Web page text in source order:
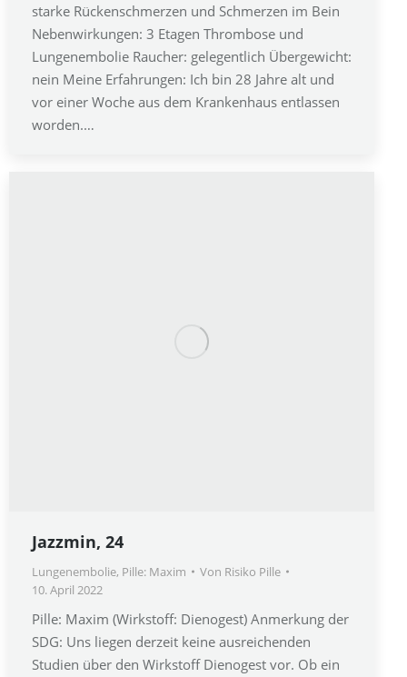
starke Rückenschmerzen und Schmerzen im Bein
Nebenwirkungen: 3 Etagen Thrombose und
Lungenembolie Raucher: gelegentlich Übergewicht:
nein Meine Erfahrungen: Ich bin 28 Jahre alt und
vor einer Woche aus dem Krankenhaus entlassen
worden.…
Jazzmin, 24
Lungenembolie, Pille: Maxim Von Risiko Pille
10. April 2022
Pille: Maxim (Wirkstoff: Dienogest) Anmerkung der
SDG: Uns liegen derzeit keine ausreichenden
Studien über den Wirkstoff Dienogest vor. Ob ein